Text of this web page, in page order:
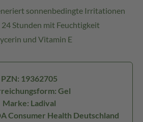
sonnenbedingte Irritationen
Stunden mit Feuchtigkeit
und Vitamin E
PZN: 19362705
Gel
Marke: Ladival
Consumer Health Deutschland